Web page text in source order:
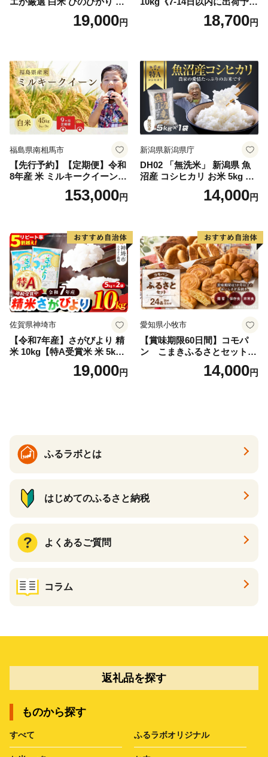
米 10kg 5kg×2 ひのひかり ブ
19,000円
(土日祝除く)》コメ 米 無洗米
令和7年産 高レビュー｜人気
18,700円
福島県南相馬市
【先行予約】【定期便】令和
8年産 米 ミルキークイーン
白米 45kg (5kg×9回) | ミルキ
ークイーン 米5kg 福島 福島
福島県 南相馬市 cu006-ae
153,000円
新潟県新潟県庁
DH02 「無洗米」 新潟県 魚
沼産 コシヒカリ お米 5kg こ
しひかり 精米 米（お米の美
味しい炊き方ガイド付き）
14,000円
佐賀県神埼市
【令和7年産】さがびより 精
米 10kg【特A受賞米 米 5kg×
2袋 お米 コメ こめ 国産 美味
しい ブランド米 人気 ランキ
19,000円
愛知県小牧市
【賞味期限60日間】コモパ
ン こまきふるさとセット
（24個入り）／災害用備蓄
保存食 非常食 防災グッズに
14,000円
ふるラボとは
はじめてのふるさと納税
よくあるご質問
コラム
返礼品を探す
ものから探す
すべて ふるラボオリジナル